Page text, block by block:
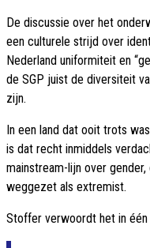
De discussie over het
een culturele strijd over
Nederland uniformiteit en
de SGP juist de diversiteit
zijn.
In een land dat ooit trots
is dat recht inmiddels
mainstream-lijn over
weggezet als extremist.
Stoffer verwoordt het in één